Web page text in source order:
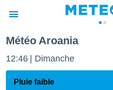
de
Météo Aroania
12:46 Dimanche
Pluie faible